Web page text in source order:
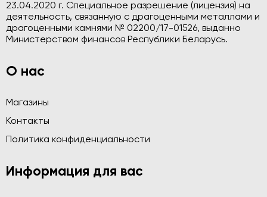
23.04.2020 г. Специальное разрешение (лицензия) на
деятельность, связанную с драгоценными металлами и
драгоценными камнями № 02200/17-01526, выданно
Министерством финансов Республики Беларусь.
О нас
Магазины
Контакты
Политика конфиденциальности
Информация для вас